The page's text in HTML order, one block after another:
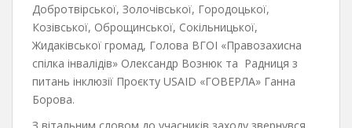
Добротвірської, Золочівської, Городоцької,
Козівської, Оброщинської, Сокільницької,
Жидаківської громад, Голова ВГОІ «Правозахисна
спілка інвалідів» Олександр Вознюк та Радниця з
питань інклюзії Проєкту USAID «ГОВЕРЛА» Ганна
Борова.